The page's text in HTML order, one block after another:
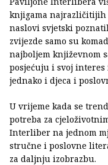
knjigama najrazličitijih
naslovi svjetski
zvijezde samo su
najboljem književnom
posjećuju i svoj
jednako i djeca i
U vrijeme kada se
potreba za
Interliber na jednom
stručne i poslovne
za daljnju izobrazbu.